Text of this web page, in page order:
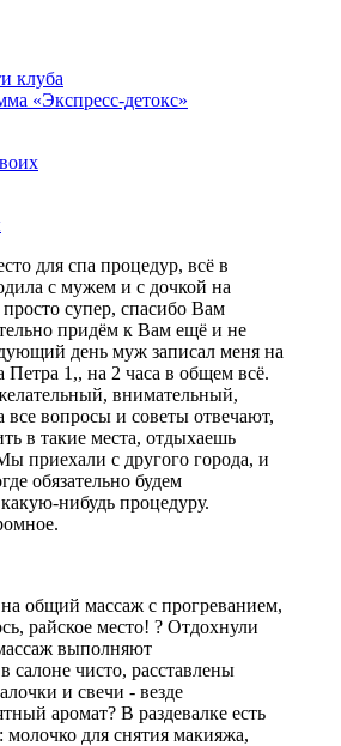
клуба
«Экспресс-детокс»
для спа процедур, всё в
с мужем и с дочкой на
супер, спасибо Вам
придём к Вам ещё и не
день муж записал меня на
Петра 1,, на 2 часа в общем всё.
внимательный,
вопросы и советы отвечают,
в такие места, отдыхаешь
приехали с другого города, и
обязательно будем
нибудь процедуру.
общий массаж с прогреванием,
райское место! ? Отдохнули
выполняют
салоне чисто, расставлены
и свечи - везде
аромат? В раздевалке есть
молочко для снятия макияжа,